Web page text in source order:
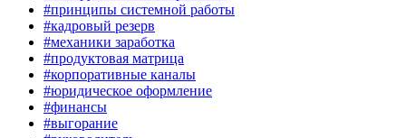
#принципы системной работы
#кадровый резерв
#механики заработка
#продуктовая матрица
#корпоративные каналы
#юридическое оформление
#финансы
#выгорание